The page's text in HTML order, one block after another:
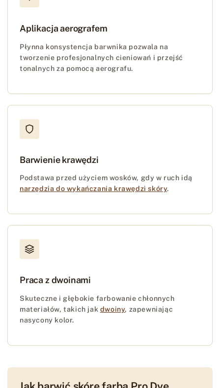
Aplikacja aerografem
Płynna konsystencja barwnika pozwala na
tworzenie profesjonalnych cieniowań i przejść
tonalnych za pomocą aerografu.
Barwienie krawędzi
Podstawa przed użyciem wosków, gdy w ruch idą
narzędzia do wykańczania krawędzi skóry.
Praca z dwoinami
Skuteczne i głębokie farbowanie chłonnych
materiałów, takich jak dwoiny, zapewniając
nasycony kolor.